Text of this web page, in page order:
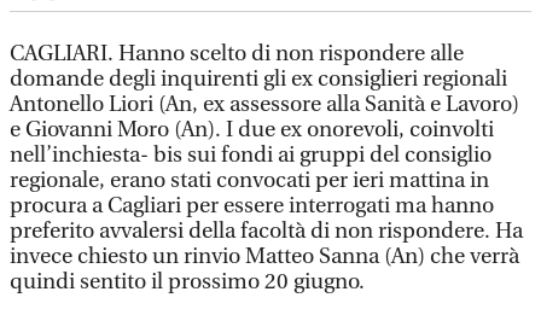
CAGLIARI. Hanno scelto di non rispondere alle
domande degli inquirenti gli ex consiglieri regionali
Antonello Liori (An, ex assessore alla Sanità e Lavoro)
e Giovanni Moro (An). I due ex onorevoli, coinvolti
nell’inchiesta- bis sui fondi ai gruppi del consiglio
regionale, erano stati convocati per ieri mattina in
procura a Cagliari per essere interrogati ma hanno
preferito avvalersi della facoltà di non rispondere. Ha
invece chiesto un rinvio Matteo Sanna (An) che verrà
quindi sentito il prossimo 20 giugno.